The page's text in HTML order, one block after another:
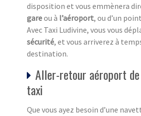
disposition et vous emmènera
gareou à l’aéroport, ou d’un
Avec Taxi Ludivine, vous vous
sécurité, et vous arriverez à
destination.
Aller-retour aéroport de
taxi
Que vous ayez besoin d’une